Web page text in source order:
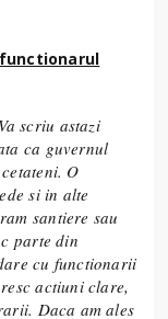
functionarul
scriu astazi
ca guvernul
O
si in alte
santiere sau
parte din
cu functionarii
actiuni clare,
Daca am ales